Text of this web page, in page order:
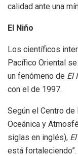
calidad ante una
El Niño
Los científicos
Pacífico Oriental
un fenómeno de El
con el de 1997.
Según el Centro
Oceánica y
siglas en inglés),
está fortaleciendo”.